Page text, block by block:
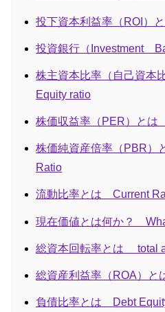
投下資本利益率（ROI）
投資銀行（Investment
株主資本比率（自己資
Equity ratio
株価収益率（PER）と
株価純資産倍率（PBR
Ratio
流動比率とは Current
現在価値とは何か？
総資本回転率とは total
総資産利益率（ROA）
負債比率とは Debt